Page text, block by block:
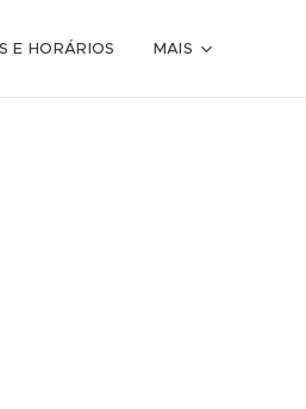
E HORÁRIOS MAIS